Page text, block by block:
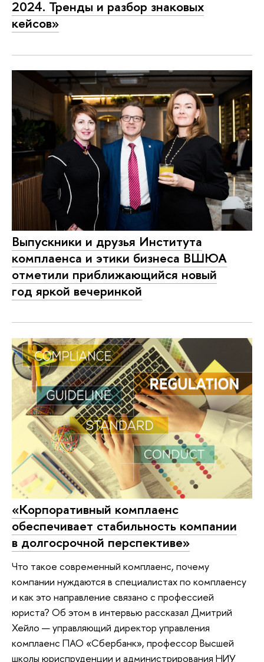
2024. Тренды и разбор знаковых
кейсов»
Выпускники и друзья Института
комплаенса и этики бизнеса ВШЮА
отметили приближающийся новый
год яркой вечеринкой
«Корпоративный комплаенс
обеспечивает стабильность компании
в долгосрочной перспективе»
Что такое современный комплаенс, почему
компании нуждаются в специалистах по комплаенсу
и как это направление связано с профессией
юриста? Об этом в интервью рассказал Дмитрий
Хейло — управляющий директор управления
комплаенс ПАО «Сбербанк», профессор Высшей
школы юриспруденции и администрирования НИУ